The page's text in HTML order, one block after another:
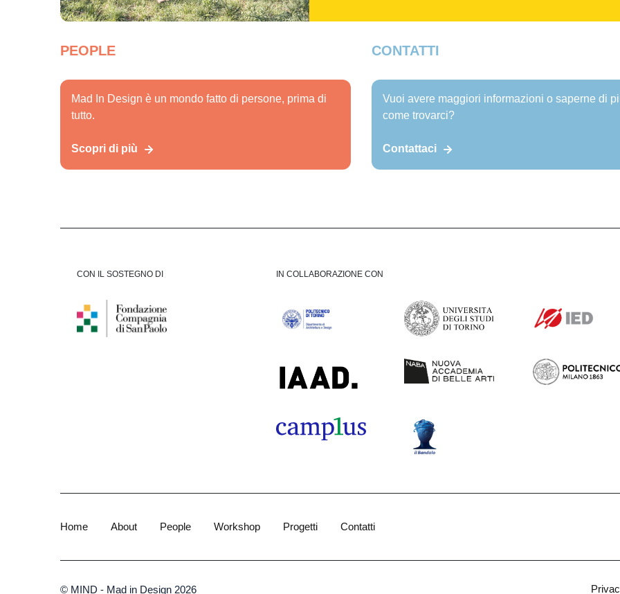
PEOPLE
Mad In Design è un mondo fatto di persone, prima di
tutto.
Scopri di più
CONTATTI
Vuoi avere maggiori informazioni o saperne di
come trovarci?
Contattaci
CON IL SOSTEGNO DI IN COLLABORAZIONE CON
Home About People Workshop Progetti Contatti
© MIND - Mad in Design 2026